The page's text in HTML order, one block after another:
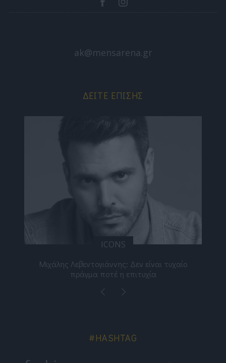
ak@mensarena.gr
ΔΕΊΤΕ ΕΠΊΣΗΣ
ICONS
Μιχάλης Λεβεντογιάννης: Δεν είναι τυχαίο
πράγμα ποτέ η επιτυχία
#HASHTAG